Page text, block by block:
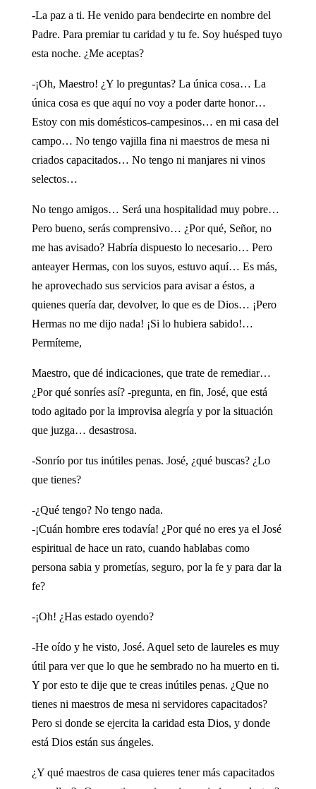
-La paz a ti. He venido para bendecirte en nombre del
Padre. Para premiar tu caridad y tu fe. Soy huésped tuyo
esta noche. ¿Me aceptas?
-¡Oh, Maestro! ¿Y lo preguntas? La única cosa… La
única cosa es que aquí no voy a poder darte honor…
Estoy con mis domésticos-campesinos… en mi casa del
campo… No tengo vajilla fina ni maestros de mesa ni
criados capacitados… No tengo ni manjares ni vinos
selectos…
No tengo amigos… Será una hospitalidad muy pobre…
Pero bueno, serás comprensivo… ¿Por qué, Señor, no
me has avisado? Habría dispuesto lo necesario… Pero
anteayer Hermas, con los suyos, estuvo aquí… Es más,
he aprovechado sus servicios para avisar a éstos, a
quienes quería dar, devolver, lo que es de Dios… ¡Pero
Hermas no me dijo nada! ¡Si lo hubiera sabido!…
Permíteme,
Maestro, que dé indicaciones, que trate de remediar…
¿Por qué sonríes así? -pregunta, en fin, José, que está
todo agitado por la improvisa alegría y por la situación
que juzga… desastrosa.
-Sonrío por tus inútiles penas. José, ¿qué buscas? ¿Lo
que tienes?
-¿Qué tengo? No tengo nada.
-¡Cuán hombre eres todavía! ¿Por qué no eres ya el José
espiritual de hace un rato, cuando hablabas como
persona sabia y prometías, seguro, por la fe y para dar la
fe?
-¡Oh! ¿Has estado oyendo?
-He oído y he visto, José. Aquel seto de laureles es muy
útil para ver que lo que he sembrado no ha muerto en ti.
Y por esto te dije que te creas inútiles penas. ¿Que no
tienes ni maestros de mesa ni servidores capacitados?
Pero si donde se ejercita la caridad esta Dios, y donde
está Dios están sus ángeles.
¿Y qué maestros de casa quieres tener más capacitados